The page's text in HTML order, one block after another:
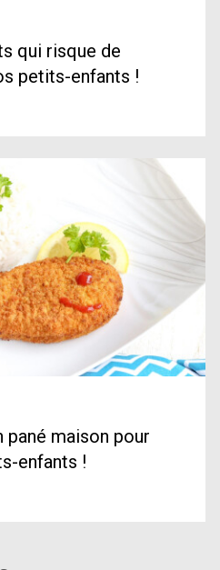
qui risque de
petits-enfants !
maison pour
enfants !